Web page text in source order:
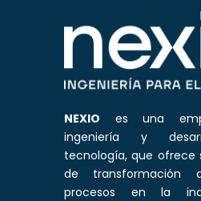
NEXIO es una
ingeniería y
tecnología, que ofrece
de transformación
procesos en la